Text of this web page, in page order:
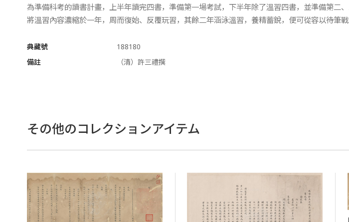
為準備科考的讀書計畫，上半年讀完四書，準備第一場考試，下半年除了溫習四書，並準備第二、
將溫習內容濃縮於一年，周而復始、反覆玩習，其餘二年涵泳溫習，養精蓄銳，便可從容以待筆戰
典藏號
188180
備註
（清）許三禮撰
その他のコレクションアイテム